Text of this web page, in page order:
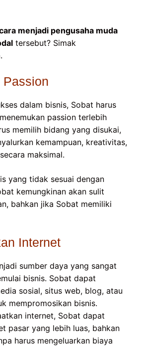
menjadi pengusaha muda
tersebut? Simak
Passion
dalam bisnis, Sobat harus
passion terlebih
memilih bidang yang disukai,
kemampuan, kreativitas,
maksimal.
yang tidak sesuai dengan
kemungkinan akan sulit
bahkan jika Sobat memiliki
Internet
sumber daya yang sangat
bisnis. Sobat dapat
sosial, situs web, blog, atau
mempromosikan bisnis.
internet, Sobat dapat
pasar yang lebih luas, bahkan
harus mengeluarkan biaya